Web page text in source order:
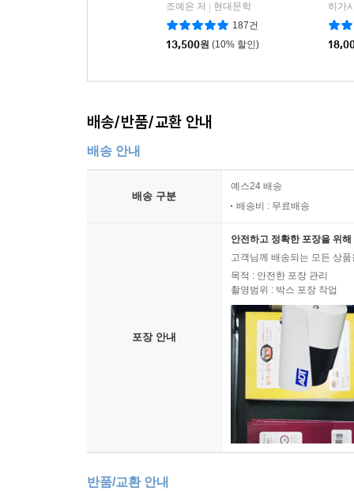
조예은 저
현대문학
187건
13,500원 (10% 할인)
배송/반품/교환 안내
배송 안내
배송 구분
예스24 배송
배송비 : 무료배송
포장 안내
안전하고 정확한 포장을 위
고객님께 배송되는 모든 상
목적 : 안전한 포장 관리
촬영범위 : 박스 포장 작업
반품/교환 안내